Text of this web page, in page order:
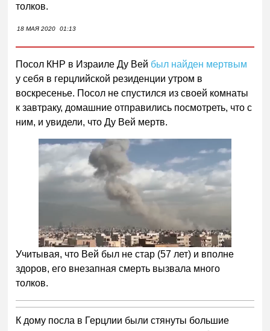
толков.
18 МАЯ 2020 01:13
Посол КНР в Израиле Ду Вей был найден мертвым
у себя в герцлийской резиденции утром в
воскресенье. Посол не спустился из своей комнаты
к завтраку, домашние отправились посмотреть, что с
ним, и увидели, что Ду Вей мертв.
Учитывая, что Вей был не стар (57 лет) и вполне
здоров, его внезапная смерть вызвала много
толков.
К дому посла в Герцлии были стянуты большие